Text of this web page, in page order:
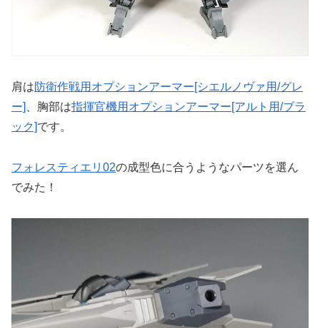
肩は防衛作戦用オプションアーマー[シエルノヴァ用/グレ
ー]
、胸部は指揮官機用オプションアーマー[アルト用/ブラ
ック]です。
フォレスティエリ02の成型色に合うようなパーツを選ん
でみた！